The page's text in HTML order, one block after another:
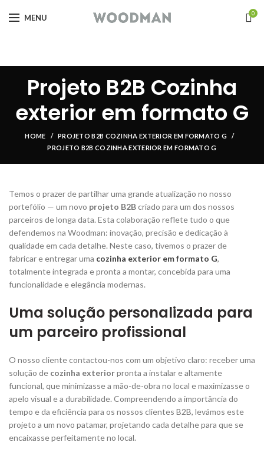
MENU 0
Projeto B2B Cozinha
exterior em formato G
HOME
PROJETO B2B COZINHA EXTERIOR EM FORMATO G
PROJETO B2B COZINHA EXTERIOR EM FORMATO G
Temos o prazer de partilhar uma grande atualização no nosso
portefólio — um novo projeto B2Bcriado para um dos nossos
parceiros de longa data. Esta colaboração reflete tudo o que
defendemos na Woodman: inovação, precisão e dedicação à
qualidade em cada detalhe. Neste caso, tivemos o prazer de
fabricar e entregar uma cozinha exterior em formato G,
totalmente integrada e pronta a montar, concebida para uma
funcionalidade e elegância modernas.
Uma solução personalizada para
um parceiro profissional
O nosso cliente contactou-nos com um objetivo claro: receber uma
solução de cozinha exteriorpronta a instalar e altamente
funcional, que minimizasse a mão-de-obra no local e maximizasse o
apelo visual e a durabilidade. Compreendendo a importância do
tempo e da eficiência para os nossos clientes B2B, levámos este
projeto a um novo patamar, projetando cada detalhe para que se
encaixasse perfeitamente no local.